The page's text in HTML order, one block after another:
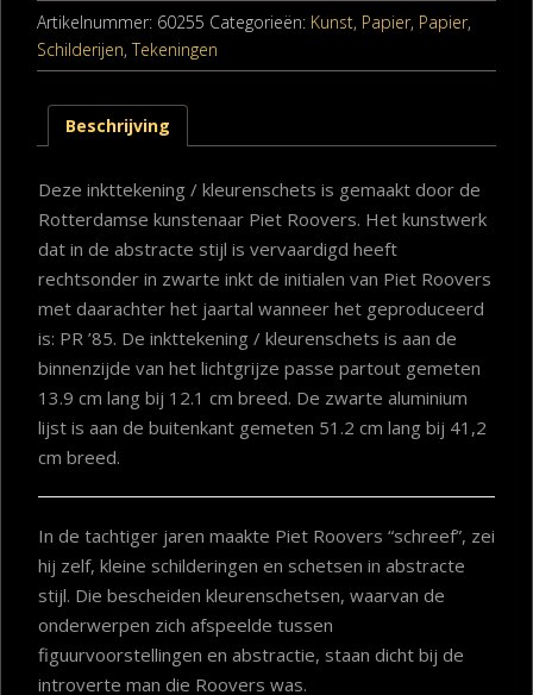
Artikelnummer: 60255 Categorieën: Kunst, Papier, Papier,
Schilderijen,Tekeningen
Beschrijving
Deze inkttekening / kleurenschets is gemaakt door de
Rotterdamse kunstenaar Piet Roovers. Het kunstwerk
dat in de abstracte stijl is vervaardigd heeft
rechtsonder in zwarte inkt de initialen van Piet Roovers
met daarachter het jaartal wanneer het geproduceerd
is: PR ’85. De inkttekening / kleurenschets is aan de
binnenzijde van het lichtgrijze passe partout gemeten
13.9 cm lang bij 12.1 cm breed. De zwarte aluminium
lijst is aan de buitenkant gemeten 51.2 cm lang bij 41,2
cm breed.
In de tachtiger jaren maakte Piet Roovers “schreef”, zei
hij zelf, kleine schilderingen en schetsen in abstracte
stijl. Die bescheiden kleurenschetsen, waarvan de
onderwerpen zich afspeelde tussen
figuurvoorstellingen en abstractie, staan dicht bij de
introverte man die Roovers was.